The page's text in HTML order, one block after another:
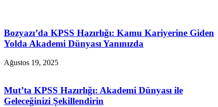
Bozyazı’da KPSS Hazırlığı: Kamu Kariyerine Giden
Yolda Akademi Dünyası Yanınızda
Ağustos 19, 2025
Mut’ta KPSS Hazırlığı: Akademi Dünyası ile
Geleceğinizi Şekillendirin